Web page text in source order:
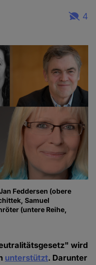
4
Feddersen (obere
Samuel
(untere Reihe,
wird
unterstützt. Darunter